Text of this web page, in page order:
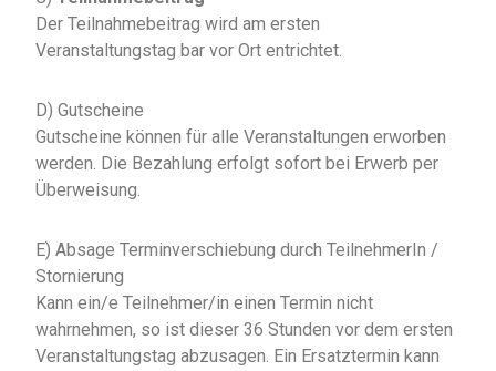
Der Teilnahmebeitrag wird am ersten
Veranstaltungstag bar vor Ort entrichtet.
D) Gutscheine
Gutscheine können für alle Veranstaltungen erworben
werden. Die Bezahlung erfolgt sofort bei Erwerb per
Überweisung.
E) Absage Terminverschiebung durch TeilnehmerIn /
Stornierung
Kann ein/e Teilnehmer/in einen Termin nicht
wahrnehmen, so ist dieser 36 Stunden vor dem ersten
Veranstaltungstag abzusagen. Ein Ersatztermin kann